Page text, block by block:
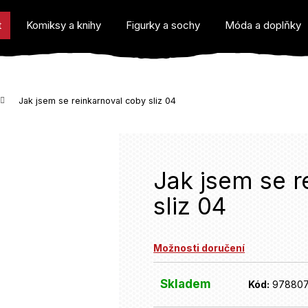
Komiksy a knihy Figurky a sochy Móda a doplňky
Jak jsem se reinkarnoval coby sliz 04
Jak jsem se
sliz 04
Možnosti doručení
Skladem Kód:
potřebujete najít?